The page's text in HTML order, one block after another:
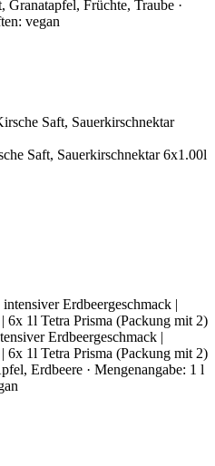
Früchte, Traube ·
vegan
Saft, Sauerkirschnektar 6x1.00l
Erdbeergeschmack |
1l Tetra Prisma (Packung mit 2)
Erdbeere · Mengenangabe: 1 l